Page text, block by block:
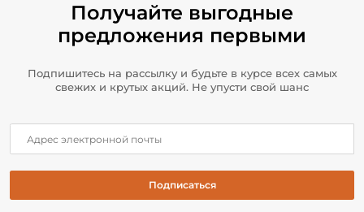
Получайте выгодные
предложения первыми
Подпишитесь на рассылку и будьте в курсе всех самых
свежих и крутых акций. Не упусти свой шанс